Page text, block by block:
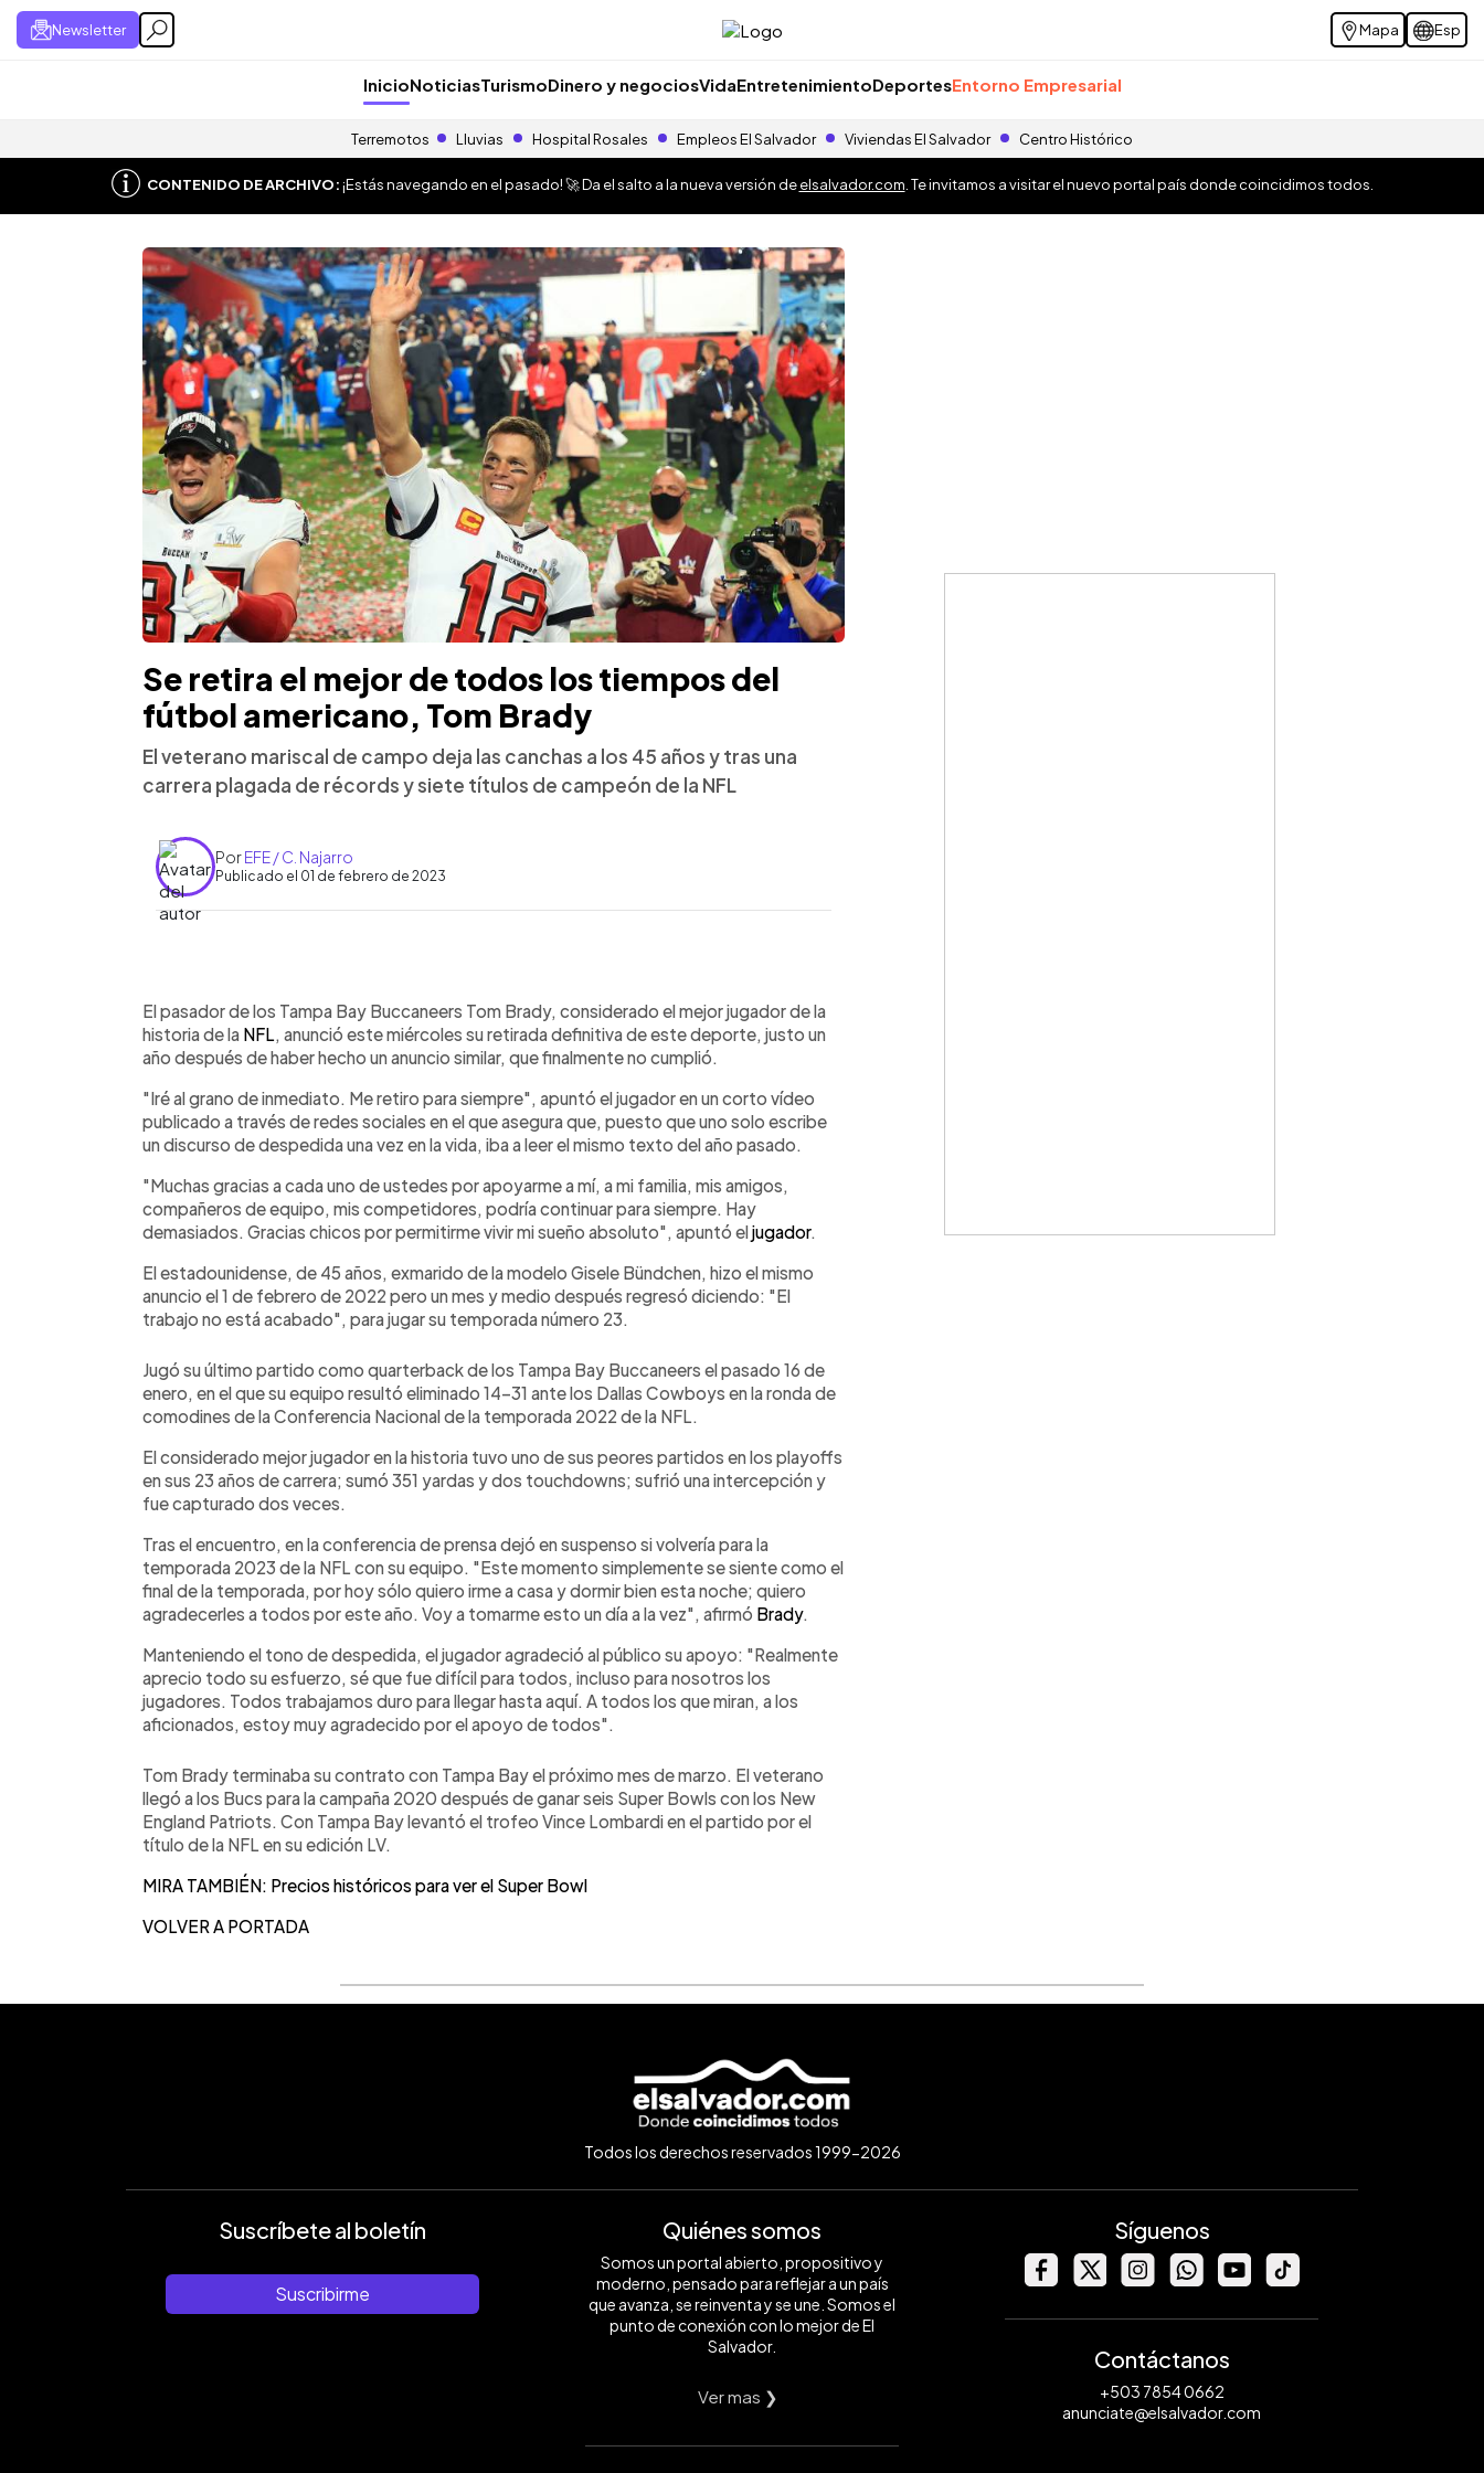
Newsletter Mapa Esp
InicioNoticiasTurismoDinero y negociosVidaEntretenimientoDeportesEntorno Empresarial
Terremotos Lluvias Hospital Rosales Empleos El Salvador Viviendas El Salvador Centro Histórico
CONTENIDO DE ARCHIVO:¡Estás navegando en el pasado! 🚀 Da el salto a la nueva versión deelsalvador.com . Te invitamos a visitar el nuevo portal país donde coincidimos todos.
Se retira el mejor de todos los tiempos del
fútbol americano, Tom Brady
El veterano mariscal de campo deja las canchas a los 45 años y tras una
carrera plagada de récords y siete títulos de campeón de la NFL
PorEFE / C. Najarro
Publicado el 01 de febrero de 2023
Escuchar artículo
El pasador de los Tampa Bay Buccaneers Tom Brady, considerado el mejor jugador de la
historia de la NFL
, anunció este miércoles su retirada definitiva de este deporte, justo un
año después de haber hecho un anuncio similar, que finalmente no cumplió.
"Iré al grano de inmediato. Me retiro para siempre", apuntó el jugador en un corto vídeo
publicado a través de redes sociales en el que asegura que, puesto que uno solo escribe
un discurso de despedida una vez en la vida, iba a leer el mismo texto del año pasado.
"Muchas gracias a cada uno de ustedes por apoyarme a mí, a mi familia, mis amigos,
compañeros de equipo, mis competidores, podría continuar para siempre. Hay
demasiados. Gracias chicos por permitirme vivir mi sueño absoluto", apuntó eljugador.
El estadounidense, de 45 años, exmarido de la modelo Gisele Bündchen, hizo el mismo
anuncio el 1 de febrero de 2022 pero un mes y medio después regresó diciendo: "El
trabajo no está acabado", para jugar su temporada número 23.
Jugó su último partido como quarterback de los Tampa Bay Buccaneers el pasado 16 de
enero, en el que su equipo resultó eliminado 14-31 ante los Dallas Cowboys en la ronda de
comodines de la Conferencia Nacional de la temporada 2022 de la NFL.
El considerado mejor jugador en la historia tuvo uno de sus peores partidos en los playoffs
en sus 23 años de carrera; sumó 351 yardas y dos touchdowns; sufrió una intercepción y
fue capturado dos veces.
Tras el encuentro, en la conferencia de prensa dejó en suspenso si volvería para la
temporada 2023 de la NFL con su equipo. "Este momento simplemente se siente como el
final de la temporada, por hoy sólo quiero irme a casa y dormir bien esta noche; quiero
agradecerles a todos por este año. Voy a tomarme esto un día a la vez", afirmó Brady.
Manteniendo el tono de despedida, el jugador agradeció al público su apoyo: "Realmente
aprecio todo su esfuerzo, sé que fue difícil para todos, incluso para nosotros los
jugadores. Todos trabajamos duro para llegar hasta aquí. A todos los que miran, a los
aficionados, estoy muy agradecido por el apoyo de todos".
Tom Brady terminaba su contrato con Tampa Bay el próximo mes de marzo. El veterano
llegó a los Bucs para la campaña 2020 después de ganar seis Super Bowls con los New
England Patriots. Con Tampa Bay levantó el trofeo Vince Lombardi en el partido por el
título de la NFL en su edición LV.
MIRA TAMBIÉN: Precios históricos para ver el Super Bowl
VOLVER A PORTADA
Todos los derechos reservados 1999-2026
Suscríbete al boletín
Suscribirme
Quiénes somos
Somos un portal abierto, propositivo y
moderno, pensado para reflejar a un país
que avanza, se reinventa y se une. Somos el
punto de conexión con lo mejor de El
Salvador.
Ver mas ❯
Síguenos
Contáctanos
+503 7854 0662
anunciate@elsalvador.com